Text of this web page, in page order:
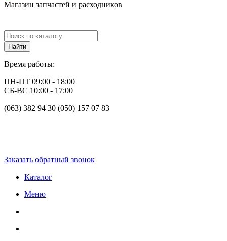
Магазин запчастей и расходников
Время работы:
ПН-ПТ 09:00 - 18:00
СБ-ВС 10:00 - 17:00
(063) 382 94 30 (050) 157 07 83
Заказать обратный звонок
Каталог
Меню